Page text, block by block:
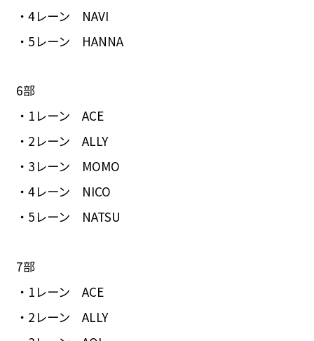
・4レーン NAVI
・5レーン HANNA​​​
6部
・1レーン ACE
・2レーン ALLY
・3レーン MOMO
・4レーン NICO
・5レーン NATSU
7部
・1レーン ACE
・2レーン ALLY